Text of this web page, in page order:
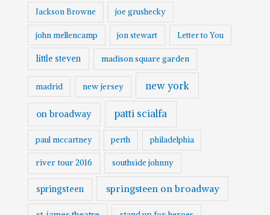
Jackson Browne joe grushecky
john mellencamp jon stewart Letter to You
little steven madison square garden
madrid new jersey new york
on broadway patti scialfa
paul mccartney perth philadelphia
river tour 2016 southside johnny
springsteen springsteen on broadway